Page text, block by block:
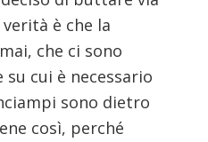
è che la
che ci sono
cui è necessario
sono dietro
così, perché